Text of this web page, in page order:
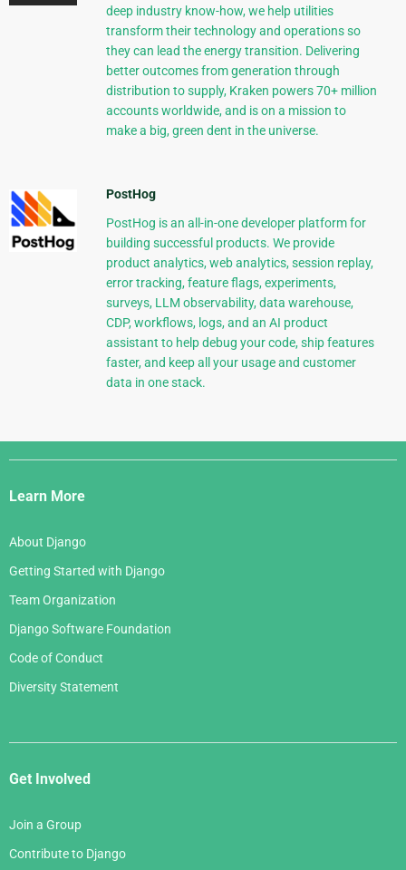
deep industry know-how, we help utilities
transform their technology and operations so
they can lead the energy transition. Delivering
better outcomes from generation through
distribution to supply, Kraken powers 70+ million
accounts worldwide, and is on a mission to
make a big, green dent in the universe.
PostHog
PostHog is an all-in-one developer platform for
building successful products. We provide
product analytics, web analytics, session replay,
error tracking, feature flags, experiments,
surveys, LLM observability, data warehouse,
CDP, workflows, logs, and an AI product
assistant to help debug your code, ship features
faster, and keep all your usage and customer
data in one stack.
Django
Links
Learn More
About Django
Getting Started with Django
Team Organization
Django Software Foundation
Code of Conduct
Diversity Statement
Get Involved
Join a Group
Contribute to Django